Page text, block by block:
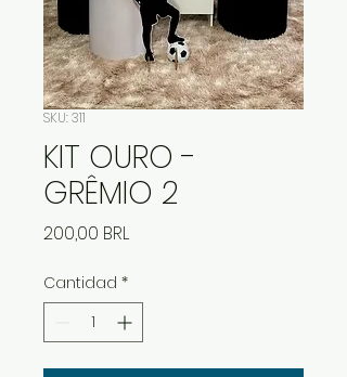
SKU: 311
KIT OURO -
GRÊMIO 2
200,00 BRLPrecio
Cantidad *